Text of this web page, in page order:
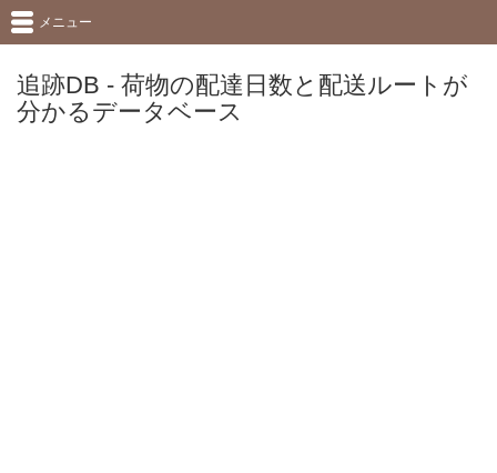
追跡DB - 荷物の配達日数と配送ルートが
分かるデータベース
メニュー